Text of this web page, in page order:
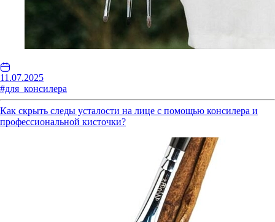
11.07.2025
#для_консилера
Как скрыть следы усталости на лице с помощью консилера и
профессиональной кисточки?